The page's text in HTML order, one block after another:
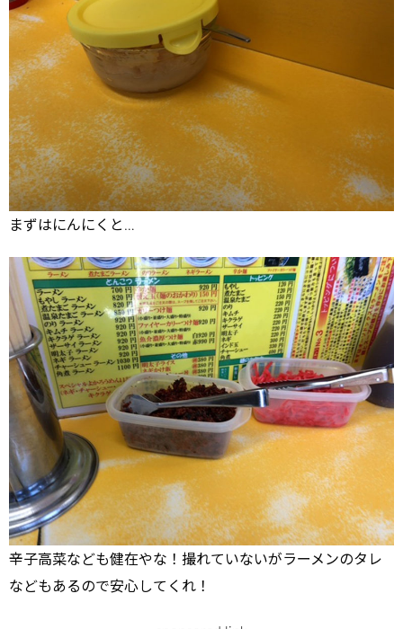
まずはにんにくと…
辛子高菜なども健在やな！撮れていないがラーメンのタレ
などもあるので安心してくれ！